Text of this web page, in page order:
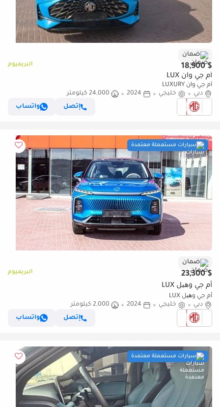
ضمان
$ 18,900 البريميوم
أم جي وان LUX
أم جي وان LUXURY
دبي
خليجي 2024
24,000 كيلومتر
إتصل
واتساب
سيارات مستعملة معتمدة
ضمان
$ 23,300 البريميوم
أم جي وھیل LUX
أم جي وھیل LUX
دبي
خليجي 2024
2,000 كيلومتر
إتصل
واتساب
سيارات مستعملة معتمدة